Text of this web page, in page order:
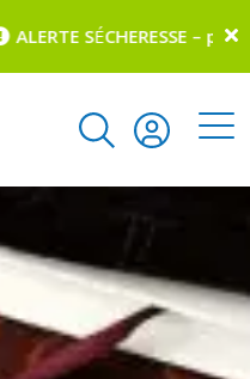
ALERTE S ÉCHERESSE –